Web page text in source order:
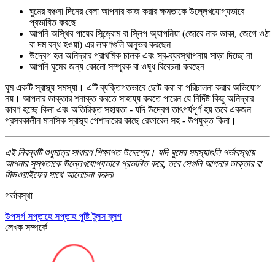
ঘুমের বঞ্চনা দিনের বেলা আপনার কাজ করার ক্ষমতাকে উল্লেখযোগ্যভাবে
প্রভাবিত করছে
আপনি অস্থির পায়ের সিন্ড্রোম বা স্লিপ অ্যাপনিয়া (জোরে নাক ডাকা, জেগে ওঠা
বা দম বন্ধ হওয়া) এর লক্ষণগুলি অনুভব করছেন
উদ্বেগ হল অনিদ্রার প্রাথমিক চালক এবং স্ব-ব্যবস্থাপনায় সাড়া দিচ্ছে না
আপনি ঘুমের জন্য কোনো সম্পূরক বা ওষুধ বিবেচনা করছেন
ঘুম একটি স্বাস্থ্য সমস্যা। এটি ব্যক্তিগতভাবে ছোট করা বা পরিচালনা করার অভিযোগ
নয়। আপনার ডাক্তার শনাক্ত করতে সাহায্য করতে পারেন যে নির্দিষ্ট কিছু অনিদ্রার
কারণ হচ্ছে কিনা এবং অতিরিক্ত সহায়তা - যদি উদ্বেগ তাৎপর্যপূর্ণ হয় তবে একজন
প্রসবকালীন মানসিক স্বাস্থ্য পেশাদারের কাছে রেফারেল সহ - উপযুক্ত কিনা।
এই নিবন্ধটি শুধুমাত্র সাধারণ শিক্ষাগত উদ্দেশ্যে। যদি ঘুমের সমস্যাগুলি গর্ভাবস্থায়
আপনার সুস্থতাকে উল্লেখযোগ্যভাবে প্রভাবিত করে, তবে সেগুলি আপনার ডাক্তার বা
মিডওয়াইফের সাথে আলোচনা করুন৷
গর্ভাবস্থা
উপসর্গ সপ্তাহে সপ্তাহপুষ্টিটুলসব্লগ
লেখক সম্পর্কে